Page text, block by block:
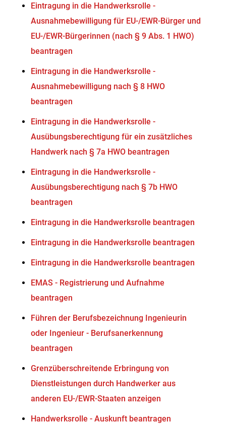
Eintragung in die Handwerksrolle -
Ausnahmebewilligung für EU-/EWR-Bürger und
EU-/EWR-Bürgerinnen (nach § 9 Abs. 1 HWO)
beantragen
Eintragung in die Handwerksrolle -
Ausnahmebewilligung nach § 8 HWO
beantragen
Eintragung in die Handwerksrolle -
Ausübungsberechtigung für ein zusätzliches
Handwerk nach § 7a HWO beantragen
Eintragung in die Handwerksrolle -
Ausübungsberechtigung nach § 7b HWO
beantragen
Eintragung in die Handwerksrolle beantragen
Eintragung in die Handwerksrolle beantragen
Eintragung in die Handwerksrolle beantragen
EMAS - Registrierung und Aufnahme
beantragen
Führen der Berufsbezeichnung Ingenieurin
oder Ingenieur - Berufsanerkennung
beantragen
Grenzüberschreitende Erbringung von
Dienstleistungen durch Handwerker aus
anderen EU-/EWR-Staaten anzeigen
Handwerksrolle - Auskunft beantragen